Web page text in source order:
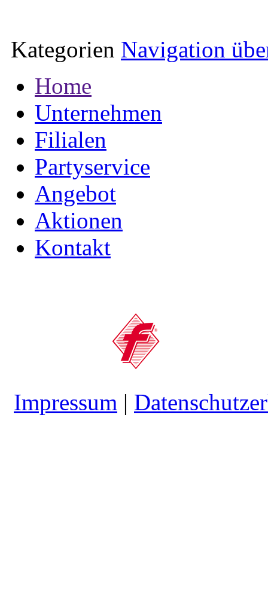
Kategorien Navigation
Home
Unternehmen
Filialen
Partyservice
Angebot
Aktionen
Kontakt
Impressum |